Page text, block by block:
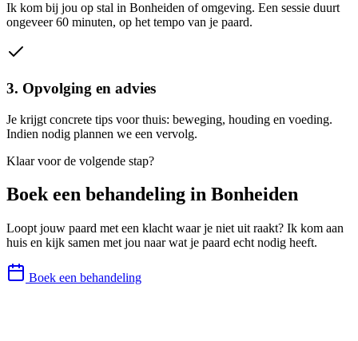
Ik kom bij jou op stal in Bonheiden of omgeving. Een sessie duurt
ongeveer 60 minuten, op het tempo van je paard.
3. Opvolging en advies
Je krijgt concrete tips voor thuis: beweging, houding en voeding.
Indien nodig plannen we een vervolg.
Klaar voor de volgende stap?
Boek een behandeling in Bonheiden
Loopt jouw paard met een klacht waar je niet uit raakt? Ik kom aan
huis en kijk samen met jou naar wat je paard echt nodig heeft.
Boek een behandeling